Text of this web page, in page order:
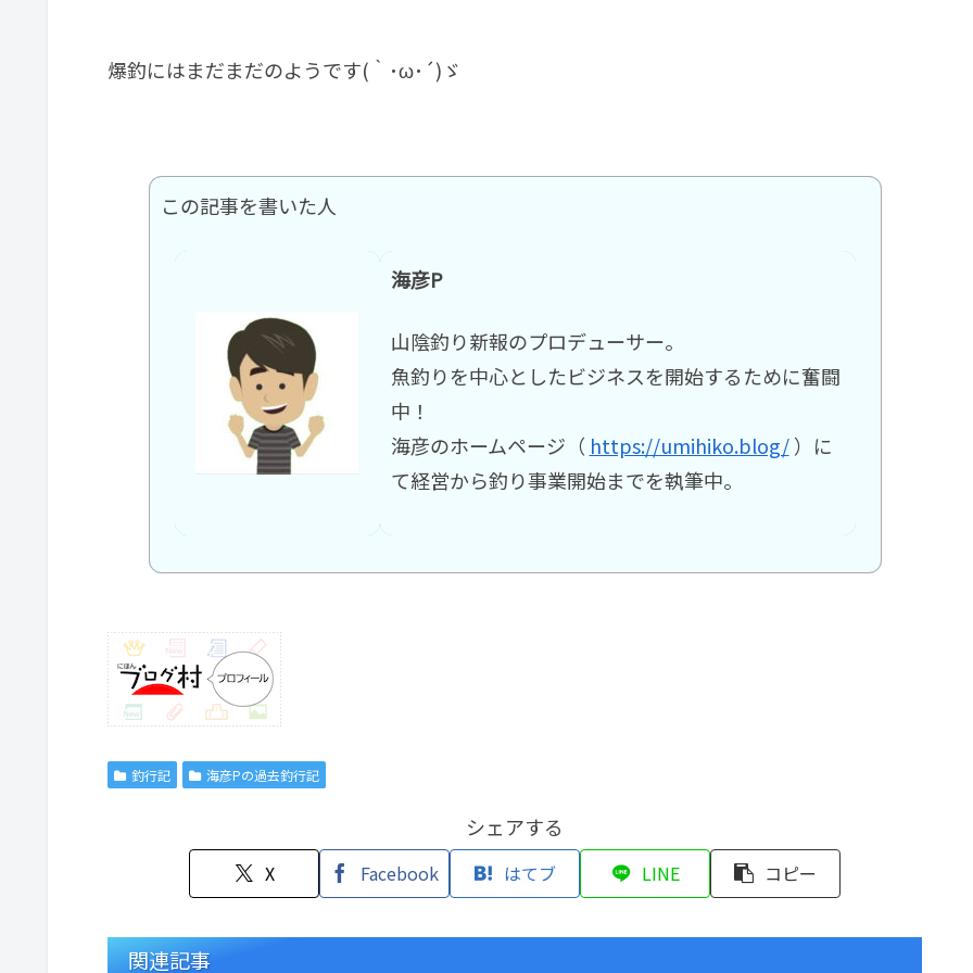
爆釣にはまだまだのようです(｀･ω･´)ゞ
この記事を書いた人
海彦P
山陰釣り新報のプロデューサー。
魚釣りを中心としたビジネスを開始するために奮闘
中！
海彦のホームページ（ https://umihiko.blog/）に
て経営から釣り事業開始までを執筆中。
釣行記 海彦Pの過去釣行記
シェアする
X Facebook はてブ LINE コピー
関連記事